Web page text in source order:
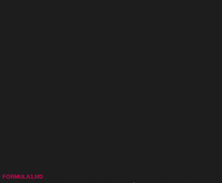
FORMULA1.MD